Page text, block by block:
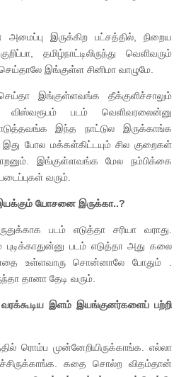
இருக்கிற பட்சத்தில், நிறைய
தமிழ்நாட்டிலிருந்து வெளிவரும்
இங்குள்ள சினிமா வாழுமே.
இங்குள்ளவங்க தீக்குளிச்சாலும்
விஸ்வரூபம் படம் வெளிவரலைன்னு
இந்த நாட்டுல இருக்காங்க
போல மக்கள்கிட்டயும் சில குறைகள்
இங்குள்ளவங்க மேல நம்பிக்கை
வரும்.
இயக்கும் யோசனை இருக்கா..?
படம் எடுத்தா சரியா வராது.
புடிக்காதுன்னு படம் எடுத்தா அது கலை
உள்ளவாரு சொன்னாலே போதும் .
தானா தேடி வரும்.
வரக்கூடிய இளம் இயங்குனர்களைப் பற்றி
ரொம்ப முன்னேறியிருக்காங்க. எல்லா
கதை சொல்ற விதம்தான்